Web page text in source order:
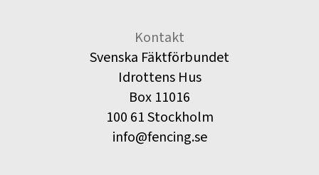
Kontakt
Svenska Fäktförbundet
Idrottens Hus
Box 11016
100 61 Stockholm
info@fencing.se